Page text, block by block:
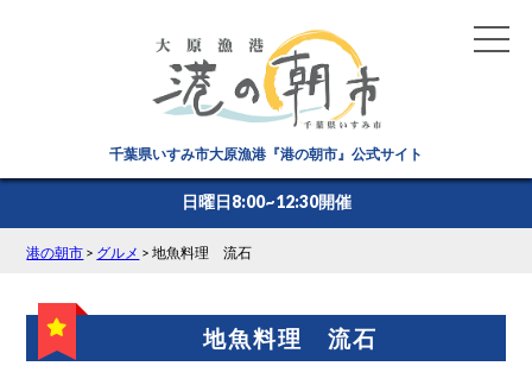
千葉県いすみ市大原漁港『港の朝市』公式サイト
日曜日8:00~12:30開催
港の朝市 > グルメ >地魚料理 流石
地魚料理 流石